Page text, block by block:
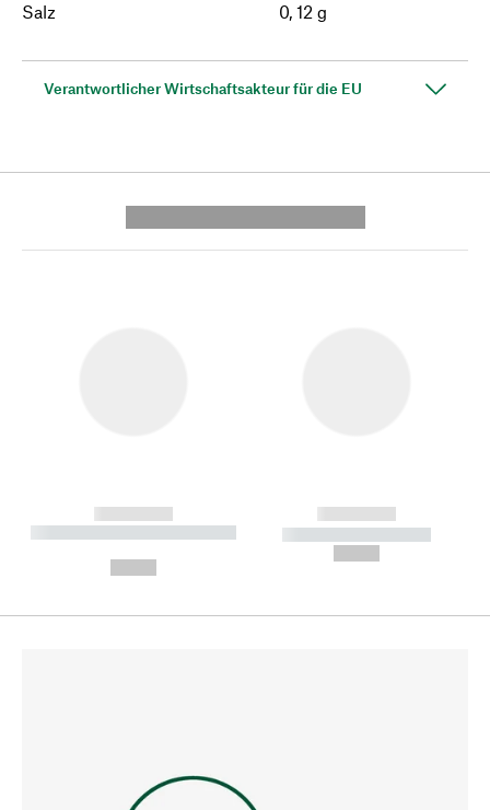
Salz 0, 12 g
Verantwortlicher Wirtschaftsakteur für die EU
------------
----------- ----------- --------
------------
----------- -----------